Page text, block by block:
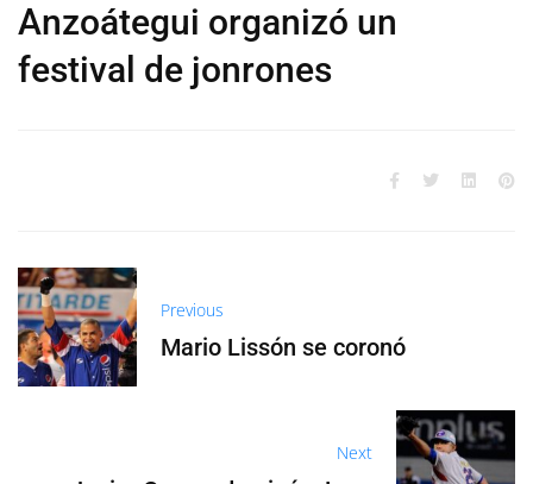
Anzoátegui organizó un
festival de jonrones
Previous
Mario Lissón se coronó
Next